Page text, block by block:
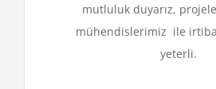
mutluluk duyarız,
mühendislerimiz ile
yeterli.